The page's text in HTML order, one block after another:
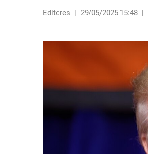
Editores | 29/05/2025 15:48 |